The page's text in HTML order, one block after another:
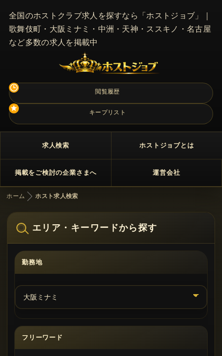
全国のホストクラブ求人を探すなら「ホストジョブ」｜
歌舞伎町・大阪ミナミ・中洲・天神・ススキノ・名古屋
など多数の求人を掲載中
閲覧履歴
キープリスト
求人検索 ホストジョブとは
掲載をご検討の企業さまへ 運営会社
ホーム ホスト求人検索
エリア・キーワードから探す
勤務地
フリーワード